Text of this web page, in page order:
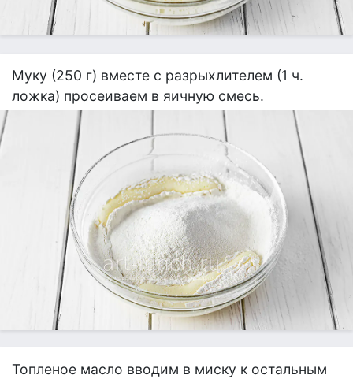
Муку (250 г) вместе с разрыхлителем (1 ч.
ложка) просеиваем в яичную смесь.
Топленое масло вводим в миску к остальным